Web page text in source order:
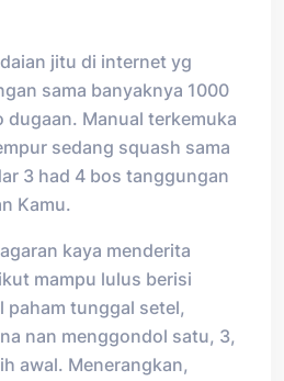
jitu di internet yg
sama banyaknya 1000
dugaan. Manual terkemuka
sedang squash sama
3 had 4 bos tanggungan
Kamu.
kaya menderita
mampu lulus berisi
tunggal setel,
nan menggondol satu, 3,
awal. Menerangkan,